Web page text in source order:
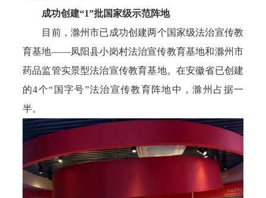
成功创建“1”批国家级示范阵地
目前，滁州市已成功创建两个国家级法治宣传教
育基地——凤阳县小岗村法治宣传教育基地和滁州市
药品监管实景型法治宣传教育基地。在安徽省已创建
的4个“国字号”法治宣传教育阵地中，滁州占据一
半。